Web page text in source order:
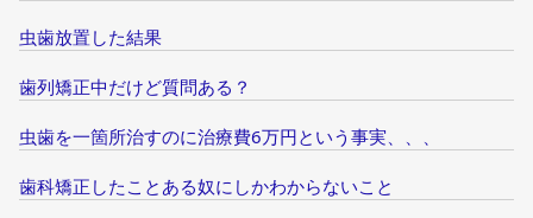
虫歯放置した結果
歯列矯正中だけど質問ある？
虫歯を一箇所治すのに治療費6万円という事実、、、
歯科矯正したことある奴にしかわからないこと